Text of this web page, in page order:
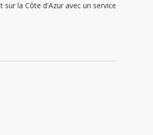
sur la Côte d'Azur avec un service